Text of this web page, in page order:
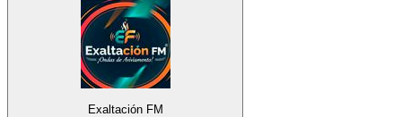
Exaltación FM